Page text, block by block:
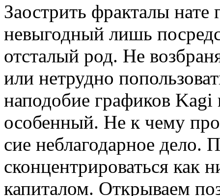
Заострить фракталы нате
невыгодный лишь
отсталый род. Не
или нетрудно
наподобие графиков
особенный. Не к чему
сие неблагодарное дело.
сконцентрироваться как
капиталом. Открываем